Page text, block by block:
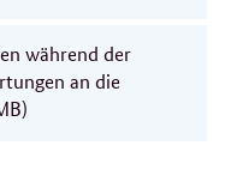
während der
an die